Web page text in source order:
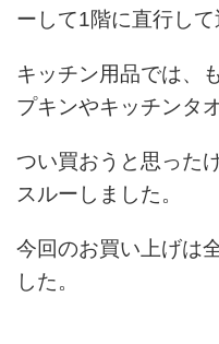
ーして1階に直行し
キッチン用品では、
プキンやキッチンタ
つい買おうと思った
スルーしました。
今回のお買い上げは
した。